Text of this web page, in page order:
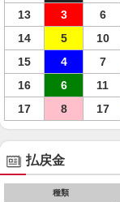
13
3 6
14
5 10
15
4 7
16
6 11
17
8 17
払戻金
種類